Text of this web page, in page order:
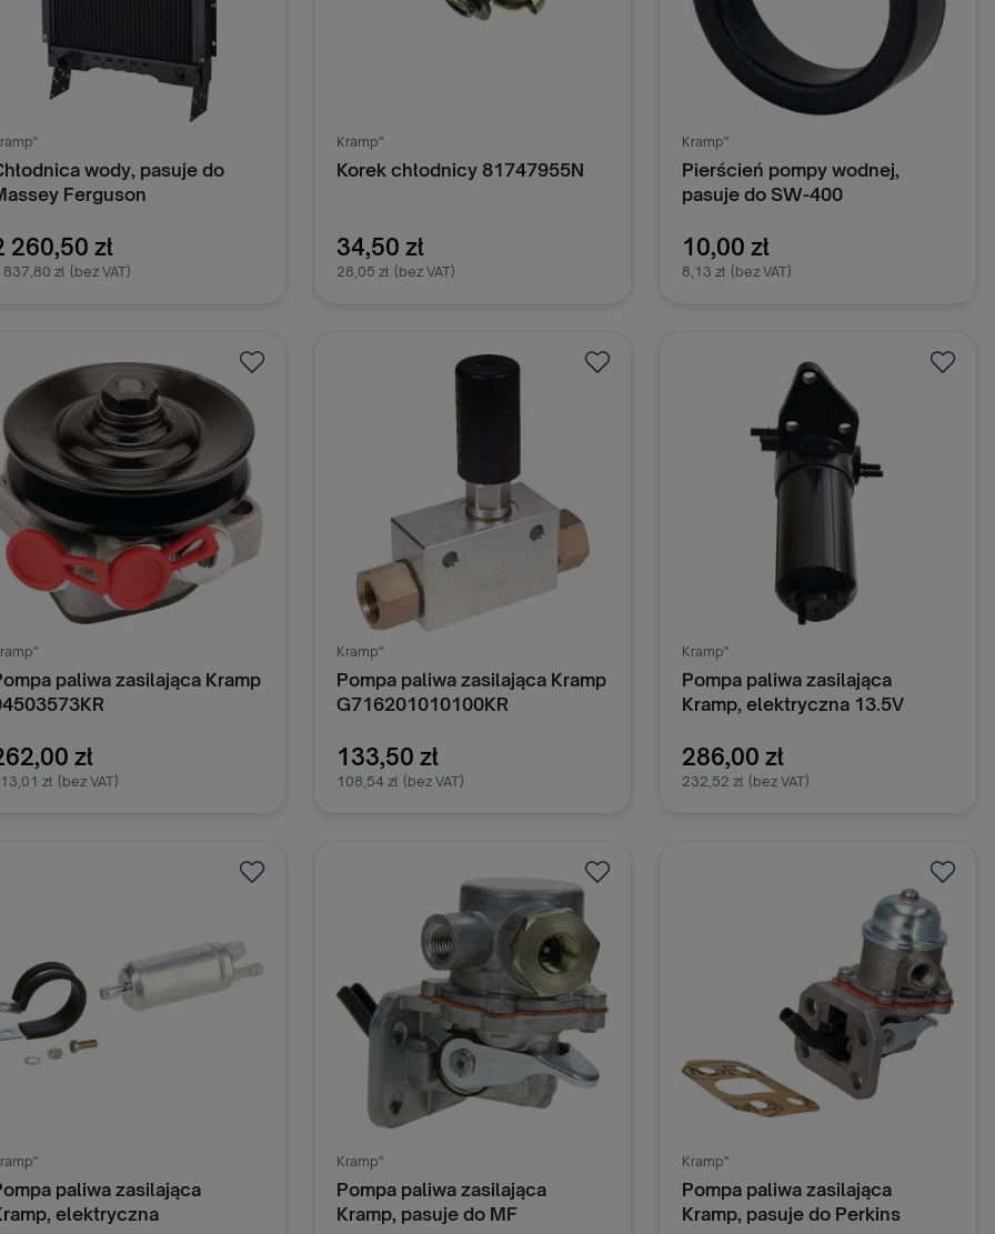
wody, pasuje do
Ferguson
260,50 zł
837,80 zł (bez VAT)
Kramp"
Korek chłodnicy 81747955N
34,50 zł
28,05 zł (bez VAT)
Kramp"
Pierścień pompy wodnej,
pasuje do SW-400
10,00 zł
8,13 zł (bez VAT)
paliwa zasilająca Kramp
zł
zł (bez VAT)
Kramp"
Pompa paliwa zasilająca Kramp
G716201010100KR
133,50 zł
108,54 zł (bez VAT)
Kramp"
Pompa paliwa zasilająca
Kramp, elektryczna 13.5V
286,00 zł
232,52 zł (bez VAT)
paliwa zasilająca
elektryczna
Kramp"
Pompa paliwa zasilająca
Kramp, pasuje do MF
Kramp"
Pompa paliwa zasilająca
Kramp, pasuje do Perkins